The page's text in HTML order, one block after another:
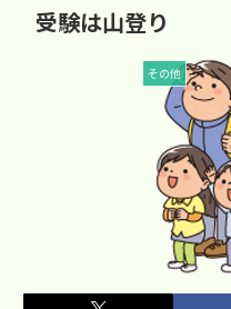
受験は山登り
その他